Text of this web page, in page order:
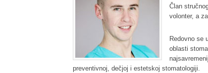
Član
volonter, a
Redovno se
oblasti
preventivnoj, dečjoj i estetskoj stomatologiji.